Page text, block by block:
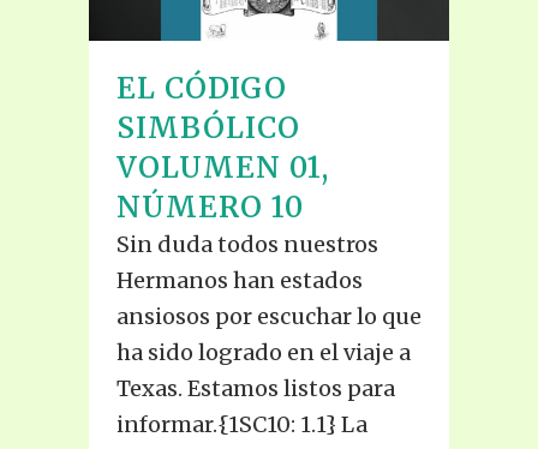
EL CÓDIGO
SIMBÓLICO
VOLUMEN 01,
NÚMERO 10
Sin duda todos nuestros
Hermanos han estados
ansiosos por escuchar lo que
ha sido logrado en el viaje a
Texas. Estamos listos para
informar.{1SC10: 1.1} La